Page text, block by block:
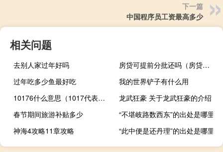
下一篇
中国程序员工资最高多少
相关问题
去别人家过年好吗
房贷可提前分批还吗（房贷可提前还款吗）
过年吃多少鱼最好吃
我的世界铲子有什么用
10176什么意思（1017代表什么意思）
龙武狂豪 关于龙武狂豪的介绍
春节期间旅游补贴多少
“不堪岐路数西东”的出处是哪里
神海4攻略11章攻略
“此中便是还丹理”的出处是哪里